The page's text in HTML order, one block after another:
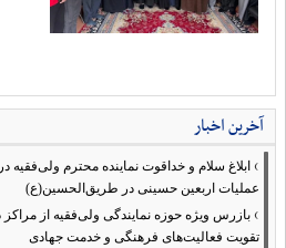
آخرین اخبار
› ابلاغ سلام و خداقوت نماینده محترم ولی‌فقیه
عملیات اربعین حسینی در طریق‌الحسین(ع)
› بازرس ویژه حوزه نمایندگی ولی‌فقیه از مراکز
تقویت فعالیت‌های فرهنگی و خدمت جهادی